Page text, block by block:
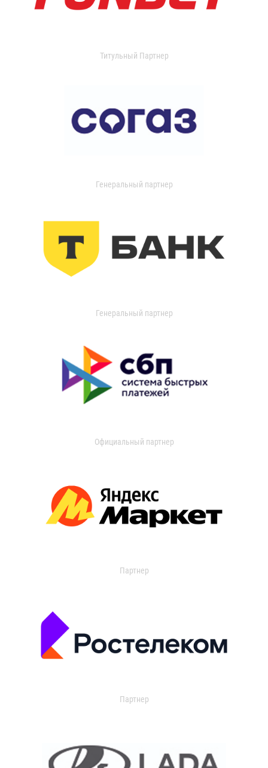
Титульный Партнер
Генеральный партнер
Генеральный партнер
Официальный партнер
Партнер
Партнер